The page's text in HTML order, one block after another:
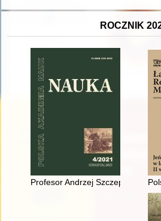
ROCZNIK
Profesor Andrzej Szczepan